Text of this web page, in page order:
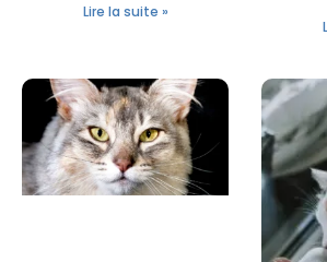
Lire la suite »